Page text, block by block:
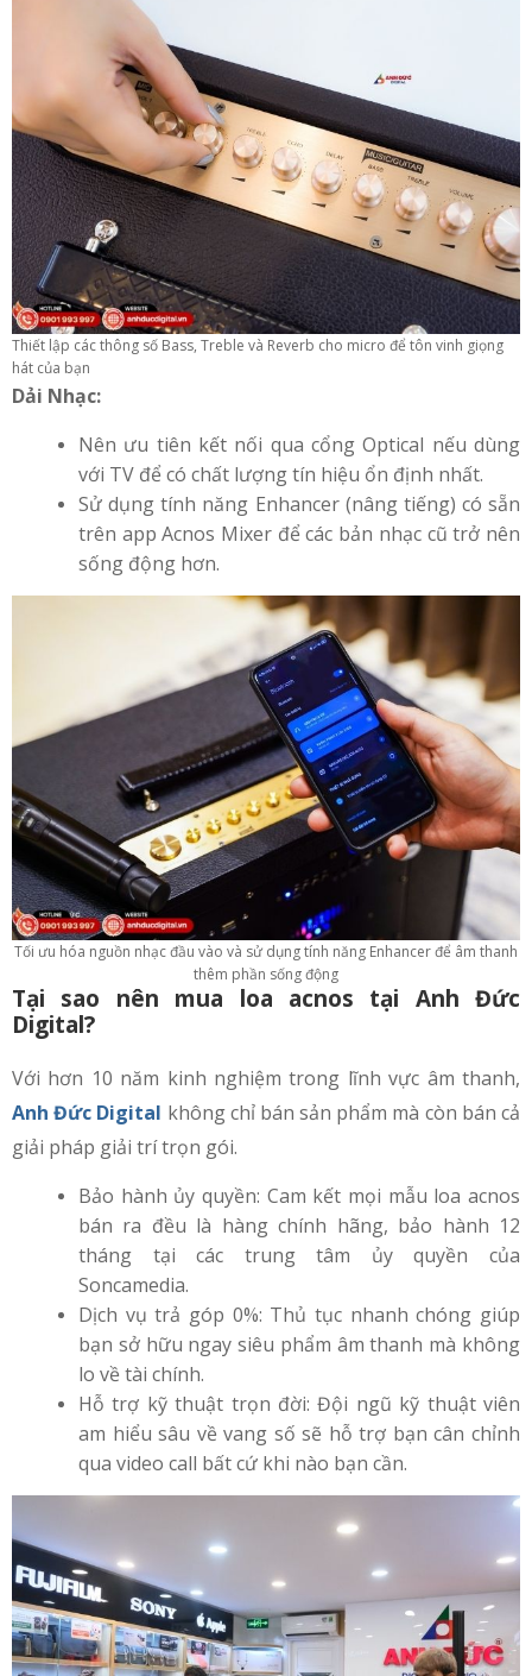
Thiết lập các thông số Bass, Treble và Reverb cho micro để tôn vinh giọng
hát của bạn
Dải Nhạc:
Nên ưu tiên kết nối qua cổng Optical nếu dùng
với TV để có chất lượng tín hiệu ổn định nhất.
Sử dụng tính năng Enhancer (nâng tiếng) có sẵn
trên app Acnos Mixer để các bản nhạc cũ trở nên
sống động hơn.
Tối ưu hóa nguồn nhạc đầu vào và sử dụng tính năng Enhancer để âm thanh
thêm phần sống động
Tại sao nên mua loa acnos tại Anh Đức
Digital?
Với hơn 10 năm kinh nghiệm trong lĩnh vực âm thanh,
Anh Đức Digital không chỉ bán sản phẩm mà còn bán cả
giải pháp giải trí trọn gói.
Bảo hành ủy quyền: Cam kết mọi mẫu loa acnos
bán ra đều là hàng chính hãng, bảo hành 12
tháng tại các trung tâm ủy quyền của
Soncamedia.
Dịch vụ trả góp 0%: Thủ tục nhanh chóng giúp
bạn sở hữu ngay siêu phẩm âm thanh mà không
lo về tài chính.
Hỗ trợ kỹ thuật trọn đời: Đội ngũ kỹ thuật viên
am hiểu sâu về vang số sẽ hỗ trợ bạn cân chỉnh
qua video call bất cứ khi nào bạn cần.